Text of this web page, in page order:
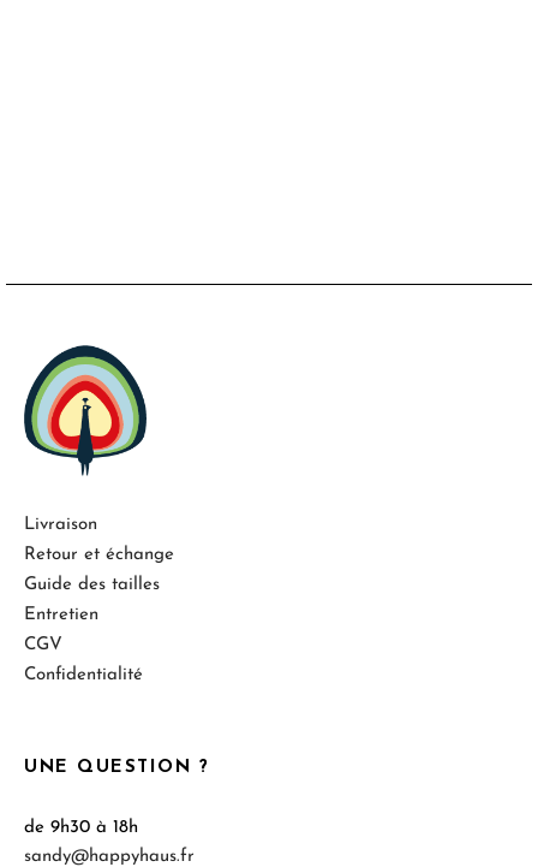
UNE QUESTION ?
de 9h30 à 18h
sandy@happyhaus.fr
Livraison
Retour et échange
Guide des tailles
Entretien
CGV
Confidentialité